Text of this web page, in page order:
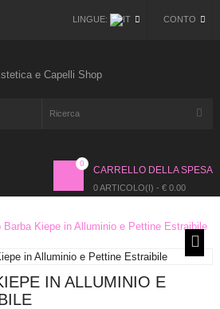
CONTO
LINGUE:
CARRELLO DELLA SPESA
0 ARTICOLO(I) - € 0.00
0
Barba Kiepe in Alluminio e Pettine Estraibile
IN ALLUMINIO E